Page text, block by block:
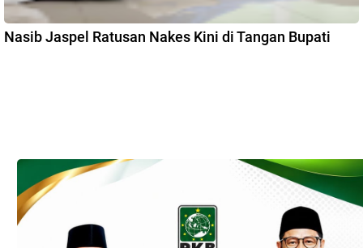
Nasib Jaspel Ratusan Nakes Kini di Tangan Bupati